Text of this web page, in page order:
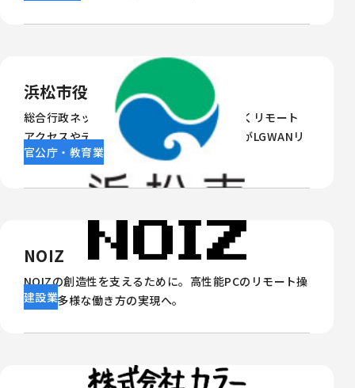
浜松市役所
総合行政ネットワーク使用する自治体が抱くリモート
アクセスやテレワークの課題。浜松市役所がLGWANリ
モートアクセスを導入した理由とは？
官公庁・教育業
NOIZ
NOIZの創造性を支えるために。高性能PCのリモート操
作で、多様な働き方の実現へ。
建設業